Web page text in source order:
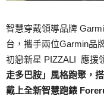
智慧穿戴領導品牌
台，攜手兩位Garmin品
初戀新星 PIZZALI 應援
走多巴胺」風格跑聚，
戴上全新智慧跑錶